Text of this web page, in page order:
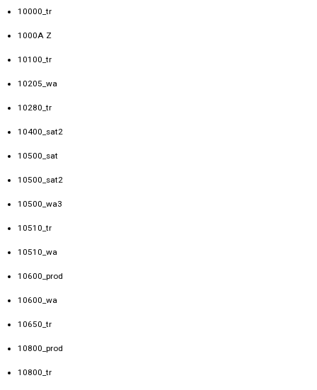
10000_tr
1000A Z
10100_tr
10205_wa
10280_tr
10400_sat2
10500_sat
10500_sat2
10500_wa3
10510_tr
10510_wa
10600_prod
10600_wa
10650_tr
10800_prod
10800_tr